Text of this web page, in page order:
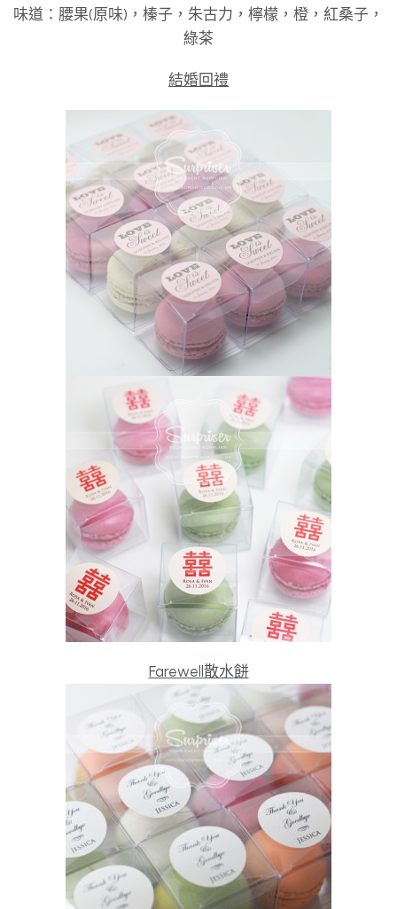
味道：腰果(原味)，榛子，朱古力，檸檬，橙，紅桑子，
綠茶
結婚回禮
Farewell散水餅